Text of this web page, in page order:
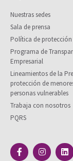
Nuestras sedes
Sala de prensa
Política de
Programa de
Empresarial
Lineamientos de la
protección de
personas vulnerables
Trabaja con nosotros
PQRS